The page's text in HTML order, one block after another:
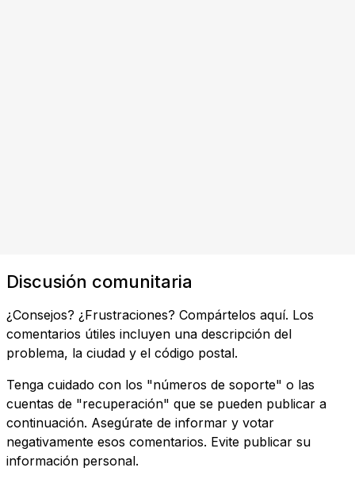
Discusión comunitaria
¿Consejos? ¿Frustraciones? Compártelos aquí. Los
comentarios útiles incluyen una descripción del
problema, la ciudad y el código postal.
Tenga cuidado con los "números de soporte" o las
cuentas de "recuperación" que se pueden publicar a
continuación. Asegúrate de informar y votar
negativamente esos comentarios. Evite publicar su
información personal.